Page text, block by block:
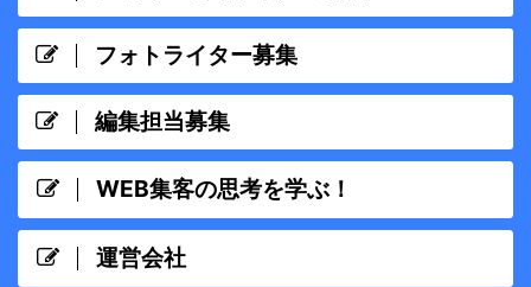
フォトライター募集
編集担当募集
WEB集客の思考を学ぶ！
運営会社